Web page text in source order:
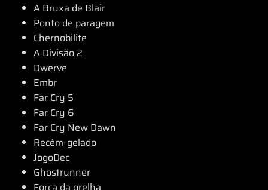
A Bruxa de Blair
Ponto de paragem
Chernobilite
A Divisão 2
Dwerve
Embr
Far Cry 5
Far Cry 6
Far Cry New Dawn
Recém-gelado
JogoDec
Ghostrunner